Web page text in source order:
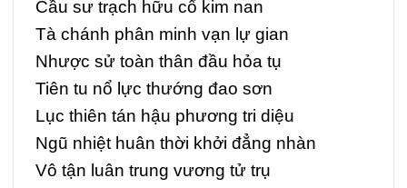
Cầu sư trạch hữu cổ kim nan
Tà chánh phân minh vạn lự gian
Nhược sử toàn thân đầu hỏa tụ
Tiên tu nổ lực thướng đao sơn
Lục thiên tán hậu phương tri diệu
Ngũ nhiệt huân thời khởi đẳng nhàn
Vô tận luân trung vương tử trụ